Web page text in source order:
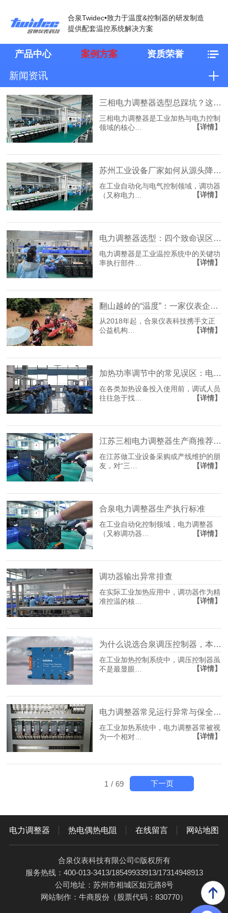
合泉Twidec•致力于温度&控制器的研发制造
提供配套温控系统解决方案
产品中心 案例方案 资质荣誉
新闻资讯
三相电力调整器选型总踩坑？这份厂家直沟通用清单请收好
三相电力调整器是工业加热与电力控制
领域的核心…
【详情】
苏州工业设备厂家如何从源头降低产线温控不准停机风险？
在工业自动化与电气控制领域，调功器
（又称电力…
【详情】
电力调整器选型：四个致命误区，多数人栽在第二个
电力调整器是工业温控系统中的关键功
率执行部件…
【详情】
从2018年起，合泉仪表科技携手文正
公益机构…
【详情】
加热功率调节中的常见误区：电力调节器究竟如何影响温度？
在各类加热设备投入使用前，调试人员
往往急于找…
【详情】
江苏三相电力调整器生产商推荐：选型不踩坑，先看懂这几点
在江苏做工业设备采购或产线维护的朋
友，对“三…
【详情】
合泉电力调整器生产执行标准
在工业自动化控制领域，电力调整器
（又称调功器…
【详情】
调功器输出异常排查
在实际工业加热应用中，调功器作为精
准控温的核…
【详情】
为什么说选合泉调压控制器，本质是在选生产保险？
在工业加热控制系统中，调压控制器虽
不是最显眼…
【详情】
电力调整器常见运行异常与保全策略
在工业加热系统中，电力调整器常被视
为一个相对…
【详情】
1 / 69 下一页
电力调整器 热电偶热电阻 在线留言 网站地图
合泉仪表科技有限公司©版权所有
服务热线：400-013-3413/18549933913/17314948913
公司地址：苏州市相城区如元路8号
网站制作： 牛商股份 （股票代码：830770）